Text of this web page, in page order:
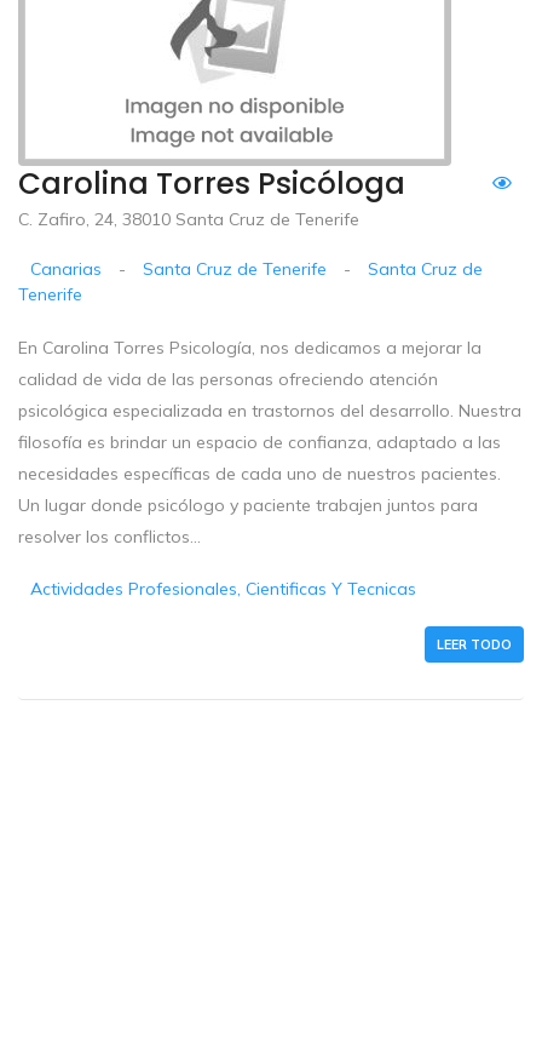
Carolina Torres Psicóloga
C. Zafiro, 24, 38010 Santa Cruz de Tenerife
Canarias - Santa Cruz de Tenerife -
Santa Cruz de
Tenerife
En Carolina Torres Psicología, nos dedicamos a mejorar la
calidad de vida de las personas ofreciendo atención
psicológica especializada en trastornos del desarrollo. Nuestra
filosofía es brindar un espacio de confianza, adaptado a las
necesidades específicas de cada uno de nuestros pacientes.
Un lugar donde psicólogo y paciente trabajen juntos para
resolver los conflictos...
Actividades Profesionales, Cientificas Y Tecnicas
LEER TODO